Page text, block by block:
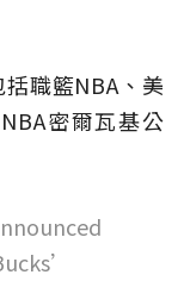
職籃NBA、美
密爾瓦基公